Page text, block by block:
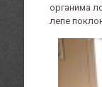
органима
лепе